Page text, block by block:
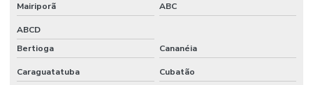
SEGURANÇA
PARA
EVENTOS
SERVIÇO DE
SEGURANÇA
PARA FESTAS
Mairiporã ABC
ABCD
Bertioga
Cananéia
Caraguatatuba Cubatão